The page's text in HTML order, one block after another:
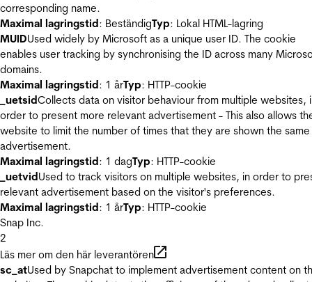
corresponding name.
Maximal lagringstid: BeständigTyp: Lokal HTML-lagring
MUIDUsed widely by Microsoft as a unique user ID. The cookie
enables user tracking by synchronising the ID across many
domains.
Maximal lagringstid: 1 årTyp: HTTP-cookie
_uetsidCollects data on visitor behaviour from multiple websites,
order to present more relevant advertisement - This also allows
website to limit the number of times that they are shown the same
advertisement.
Maximal lagringstid: 1 dagTyp: HTTP-cookie
_uetvidUsed to track visitors on multiple websites, in order to
relevant advertisement based on the visitor's preferences.
Maximal lagringstid: 1 årTyp: HTTP-cookie
Snap Inc.
2
Läs mer om den här leverantören
sc_atUsed by Snapchat to implement advertisement content on